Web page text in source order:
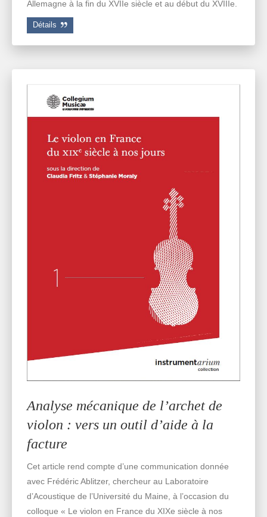
Allemagne à la fin du XVIIe siècle et au début du XVIIIe.
Détails
Analyse mécanique de l’archet de
violon : vers un outil d’aide à la
facture
Cet article rend compte d’une communication donnée
avec Frédéric Ablitzer, chercheur au Laboratoire
d’Acoustique de l’Université du Maine, à l’occasion du
colloque « Le violon en France du XIXe siècle à nos